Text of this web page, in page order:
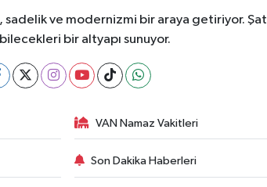
ve modernizmi bir araya getiriyor.
bir altyapı sunuyor.
VAN Namaz Vakitleri
Son Dakika Haberleri